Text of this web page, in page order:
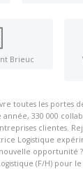
Brieuc
toutes les portes
année, 330 000
clientes.
Logistique
opportunité
(F/H) pour